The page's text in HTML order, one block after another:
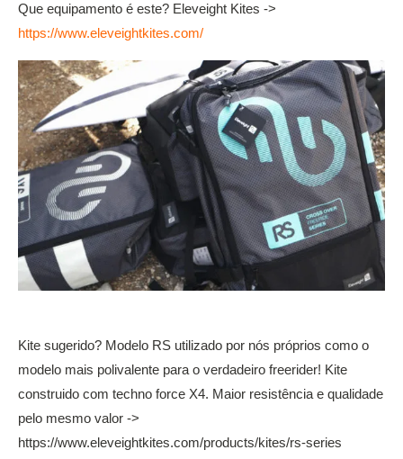
Que equipamento é este? Eleveight Kites ->
https://www.eleveightkites.com/
Kite sugerido? Modelo RS utilizado por nós próprios como o
modelo mais polivalente para o verdadeiro freerider! Kite
construido com techno force X4. Maior resistência e qualidade
pelo mesmo valor ->
https://www.eleveightkites.com/products/kites/rs-series